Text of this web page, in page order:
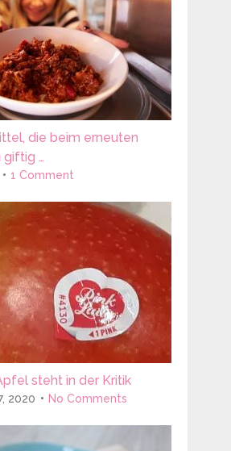
die beim erneuten
…
1 Comment
steht in der Kritik
2020 No Comments